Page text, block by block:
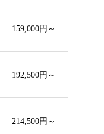
159,000円～
192,500円～
214,500円～